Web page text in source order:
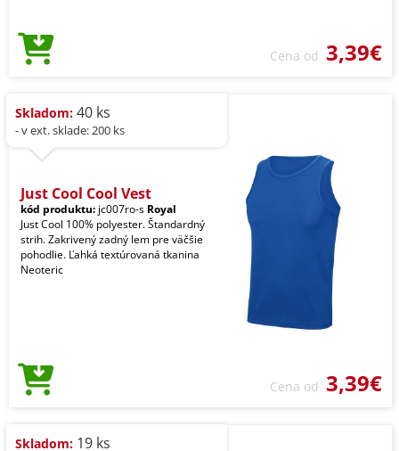
Cena od 3,39€
Skladom: 40 ks
- v ext. sklade: 200 ks
Just Cool Cool Vest
kód produktu: jc007ro-s Royal
Just Cool 100% polyester. Štandardný
strih. Zakrivený zadný lem pre väčšie
pohodlie. Ľahká textúrovaná tkanina
Neoteric
Cena od 3,39€
Skladom: 19 ks